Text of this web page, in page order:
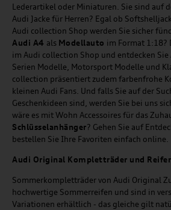
Lederartikel oder Miniaturen. Sie sind auf
Audi Jacke für Herren? Egal ob
Audi collection Shop werden Sie sicher
Audi A4 als Modellauto im Format 1:18?
im Audi collection Shop und entdecken
Serien Modelle, Motorsport Modelle und
collection präsentiert zudem farbenfrohe
kleinen Audi Fans. Und falls Sie auf der
Geschenkideen sind, werden Sie bei uns
wäre es mit Wohn Accessoires für das
Schlüsselanhänger? Gehen Sie auf
bestellen Sie Ihre Favoriten einfach online.
Audi Original Kompletträder und
Sommerkompletträder von Audi Original
hochwertige Sommerreifen und sind in
Variationen erhältlich - das gleiche gilt